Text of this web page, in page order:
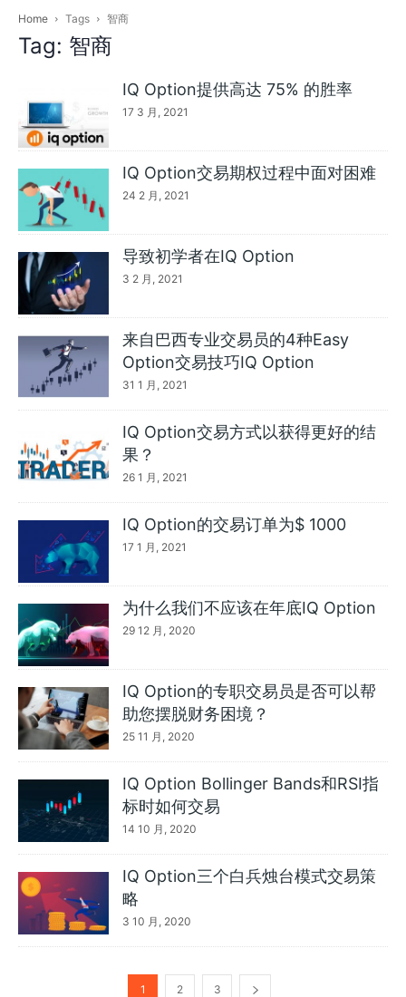
Home Tags 智商
Tag: 智商
IQ Option提供高达 75% 的胜率
17 3 月, 2021
IQ Option交易期权过程中面对困难
24 2 月, 2021
导致初学者在IQ Option
3 2 月, 2021
来自巴西专业交易员的4种Easy
Option交易技巧IQ Option
31 1 月, 2021
IQ Option交易方式以获得更好的结
果？
26 1 月, 2021
IQ Option的交易订单为$ 1000
17 1 月, 2021
为什么我们不应该在年底IQ Option
29 12 月, 2020
IQ Option的专职交易员是否可以帮
助您摆脱财务困境？
25 11 月, 2020
IQ Option Bollinger Bands和RSI指
标时如何交易
14 10 月, 2020
IQ Option三个白兵烛台模式交易策
略
3 10 月, 2020
1 2 3